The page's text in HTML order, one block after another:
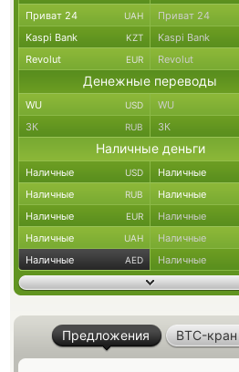
Приват 24 UAH Приват 24
Kaspi Bank KZT Kaspi Bank
Revolut EUR Revolut
Денежные переводы
WU USD WU
ЗК RUB ЗК
Наличные деньги
Наличные USD Наличные
Наличные RUB Наличные
Наличные EUR Наличные
Наличные UAH Наличные
Наличные AED Наличные
Предложения BTC-кран